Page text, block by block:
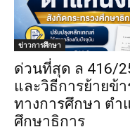
ข่าวการศึกษา
ด่วนที่สุด ล 416/
และวิธีการย้ายข้
ทางการศึกษา ตำ
ศึกษาธิการ